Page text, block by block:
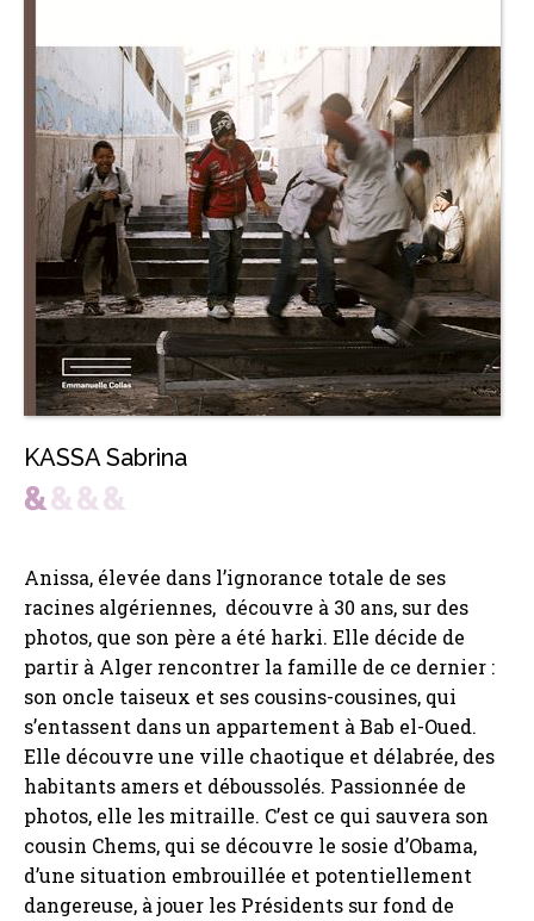
KASSA Sabrina
Anissa, élevée dans l’ignorance totale de ses
racines algériennes, découvre à 30 ans, sur des
photos, que son père a été harki. Elle décide de
partir à Alger rencontrer la famille de ce dernier :
son oncle taiseux et ses cousins-cousines, qui
s’entassent dans un appartement à Bab el-Oued.
Elle découvre une ville chaotique et délabrée, des
habitants amers et déboussolés. Passionnée de
photos, elle les mitraille. C’est ce qui sauvera son
cousin Chems, qui se découvre le sosie d’Obama,
d’une situation embrouillée et potentiellement
dangereuse, à jouer les Présidents sur fond de